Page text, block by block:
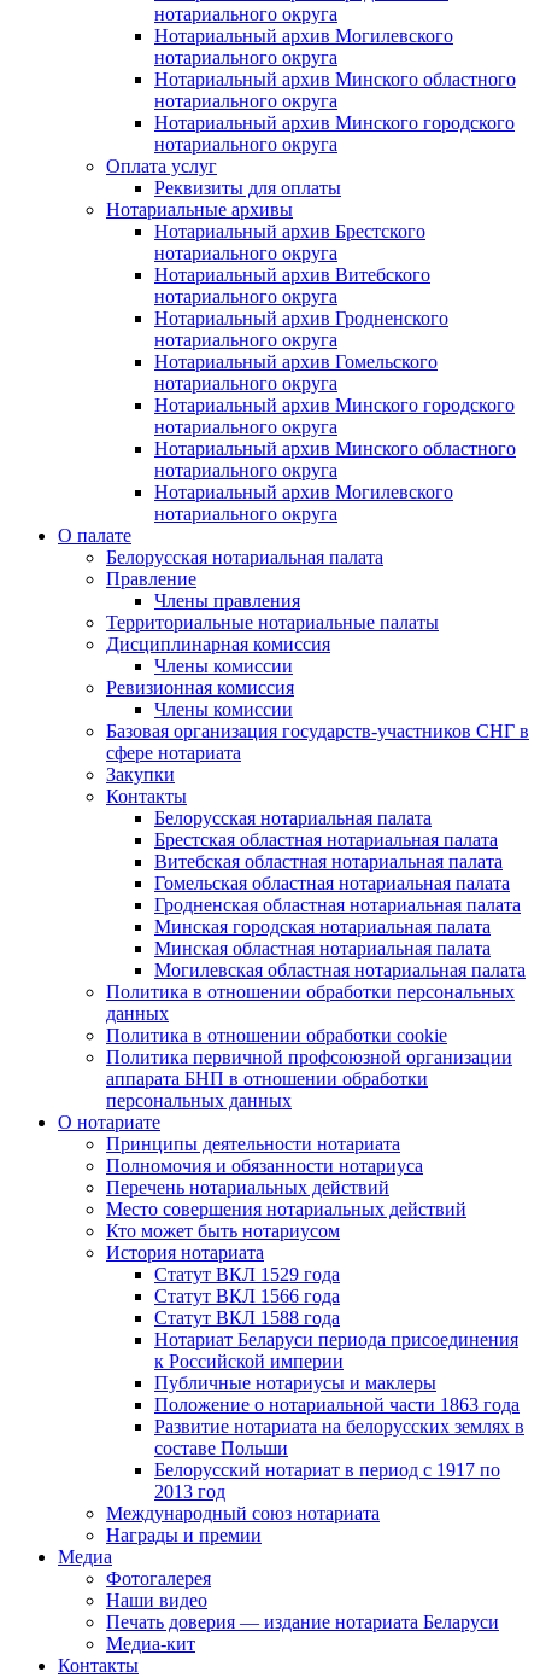
нотариального округа
Нотариальный архив Могилевского
нотариального округа
Нотариальный архив Минского областного
нотариального округа
Нотариальный архив Минского городского
нотариального округа
Оплата услуг
Реквизиты для оплаты
Нотариальные архивы
Нотариальный архив Брестского
нотариального округа
Нотариальный архив Витебского
нотариального округа
Нотариальный архив Гродненского
нотариального округа
Нотариальный архив Гомельского
нотариального округа
Нотариальный архив Минского городского
нотариального округа
Нотариальный архив Минского областного
нотариального округа
Нотариальный архив Могилевского
нотариального округа
О палате
Белорусская нотариальная палата
Правление
Члены правления
Территориальные нотариальные палаты
Дисциплинарная комиссия
Члены комиссии
Ревизионная комиссия
Члены комиссии
Базовая организация государств-участников СНГ в
сфере нотариата
Закупки
Контакты
Белорусская нотариальная палата
Брестская областная нотариальная палата
Витебская областная нотариальная палата
Гомельская областная нотариальная палата
Гродненская областная нотариальная палата
Минская городская нотариальная палата
Минская областная нотариальная палата
Могилевская областная нотариальная палата
Политика в отношении обработки персональных
данных
Политика в отношении обработки cookie
Политика первичной профсоюзной организации
аппарата БНП в отношении обработки
персональных данных
О нотариате
Принципы деятельности нотариата
Полномочия и обязанности нотариуса
Перечень нотариальных действий
Место совершения нотариальных действий
Кто может быть нотариусом
История нотариата
Статут ВКЛ 1529 года
Статут ВКЛ 1566 года
Статут ВКЛ 1588 года
Нотариат Беларуси периода присоединения
к Российской империи
Публичные нотариусы и маклеры
Положение о нотариальной части 1863 года
Развитие нотариата на белорусских землях в
составе Польши
Белорусский нотариат в период с 1917 по
2013 год
Международный союз нотариата
Награды и премии
Медиа
Фотогалерея
Наши видео
Печать доверия — издание нотариата Беларуси
Медиа-кит
Контакты